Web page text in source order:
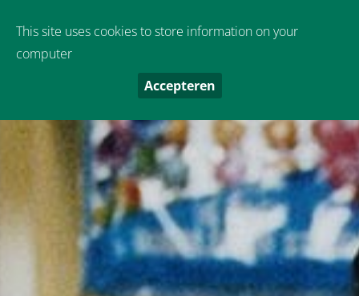
This site uses cookies to store information on your
computer
Accepteren